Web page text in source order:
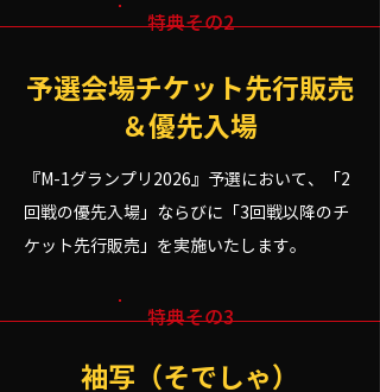
特典その2
予選会場チケット先行販売
＆優先入場
『M-1グランプリ2026』予選において、「2
回戦の優先入場」ならびに「3回戦以降のチ
ケット先行販売」を実施いたします。
特典その3
袖写（そでしゃ）